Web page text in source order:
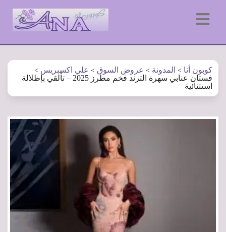
كوبون أنا > المدونة > عروض السوق > علي اكسبريس >
فستان عنابي سهرة الترند فخم مطرز 2025 – تألقي بإطلالة
استثنائية